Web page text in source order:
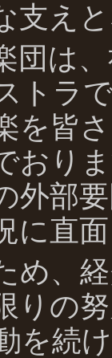
支え
団は
トラ
を皆
おり
外部
に直
め、
りの
を続